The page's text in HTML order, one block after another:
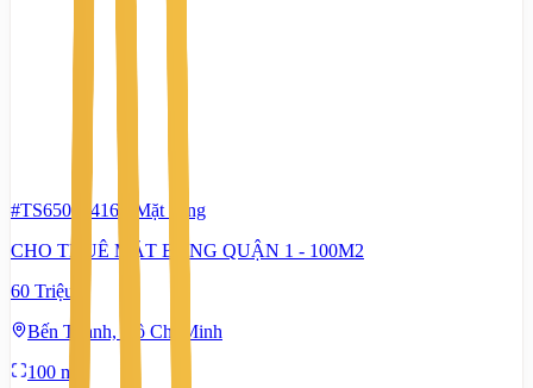
#TS65022416
Mặt bằng
CHO THUÊ MẶT BẰNG QUẬN 1 - 100M2
60 Triệu
Bến Thành, Hồ Chí Minh
100 m²